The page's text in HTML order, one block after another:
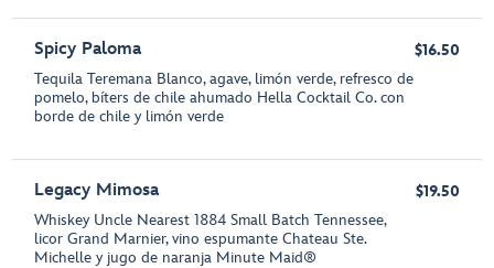
Spicy Paloma
Tequila Teremana Blanco, agave, limón verde, refresco de
pomelo, bíters de chile ahumado Hella Cocktail Co. con
borde de chile y limón verde
$16.50
Legacy Mimosa
Whiskey Uncle Nearest 1884 Small Batch Tennessee,
licor Grand Marnier, vino espumante Chateau Ste.
Michelle y jugo de naranja Minute Maid®
$19.50